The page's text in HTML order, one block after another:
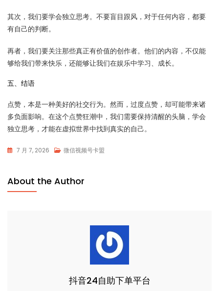
其次，我们要学会独立思考。不要盲目跟风，对于任何内容，都要
有自己的判断。
再者，我们要关注那些真正有价值的创作者。他们的内容，不仅能
够给我们带来快乐，还能够让我们在娱乐中学习、成长。
五、结语
点赞，本是一种美好的社交行为。然而，过度点赞，却可能带来诸
多负面影响。在这个点赞狂潮中，我们需要保持清醒的头脑，学会
独立思考，才能在虚拟世界中找到真实的自己。
7 月 7, 2026 微信视频号卡盟
About the Author
抖音24自助下单平台